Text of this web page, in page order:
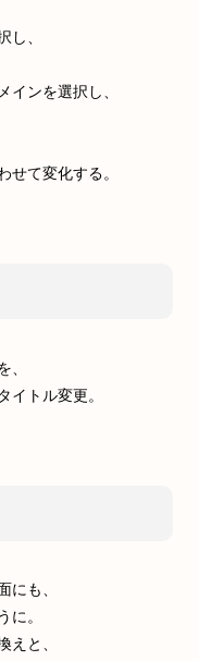
し、
インを選択し、
せて変化する。
、
イトル変更。
にも、
に。
えと、